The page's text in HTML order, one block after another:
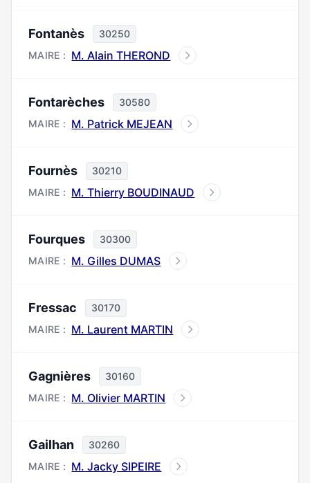
Fontanès
30250
MAIRE : M. Alain THEROND
Fontarèches
30580
MAIRE : M. Patrick MEJEAN
Fournès
30210
MAIRE : M. Thierry BOUDINAUD
Fourques
30300
MAIRE : M. Gilles DUMAS
Fressac
30170
MAIRE : M. Laurent MARTIN
Gagnières
30160
MAIRE : M. Olivier MARTIN
Gailhan
30260
MAIRE : M. Jacky SIPEIRE